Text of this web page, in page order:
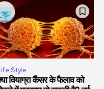
Style
वियाग्रा कैंसर के फैलाव को